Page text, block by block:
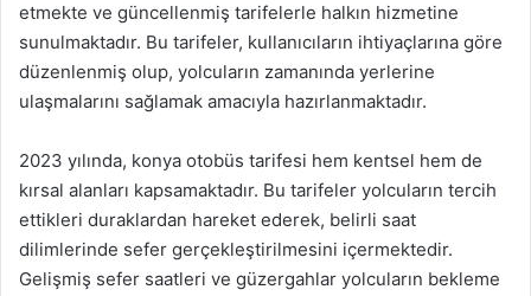
etmekte ve güncellenmiş tarifelerle halkın hizmetine
sunulmaktadır. Bu tarifeler, kullanıcıların ihtiyaçlarına göre
düzenlenmiş olup, yolcuların zamanında yerlerine
ulaşmalarını sağlamak amacıyla hazırlanmaktadır.
2023 yılında, konya otobüs tarifesi hem kentsel hem de
kırsal alanları kapsamaktadır. Bu tarifeler yolcuların tercih
ettikleri duraklardan hareket ederek, belirli saat
dilimlerinde sefer gerçekleştirilmesini içermektedir.
Gelişmiş sefer saatleri ve güzergahlar yolcuların bekleme